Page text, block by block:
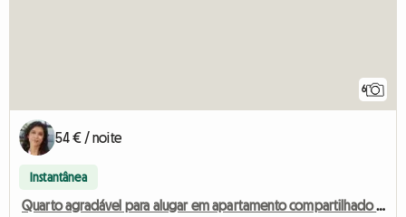
6
54 € / noite
Instantânea
Quarto agradável para alugar em apartamento compartilhado em Alicante.